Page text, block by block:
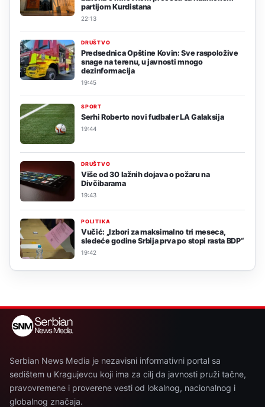
partijom Kurdistana
22:13
DRUŠTVO
Predsednica Opštine Kovin: Sve raspoložive
snage na terenu, u javnosti mnogo
dezinformacija
19:45
SPORT
Serhi Roberto novi fudbaler LA Galaksija
19:44
DRUŠTVO
Više od 30 lažnih dojava o požaru na
Divčibarama
19:43
POLITIKA
Vučić: „Izbori za maksimalno tri meseca,
sledeće godine Srbija prva po stopi rasta BDP“
19:42
Serbian News Media je nezavisni informativni portal sa
sedištem u Kragujevcu koji ima za cilj da javnosti pruži tačne,
pravovremene i proverene vesti od lokalnog, nacionalnog i
globalnog značaja.